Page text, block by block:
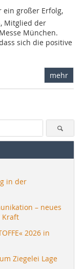
ein großer Erfolg,
Mitglied der
München.
sich die positive
mehr
in der
– neues
Kraft
2026 in
Ziegelei Lage